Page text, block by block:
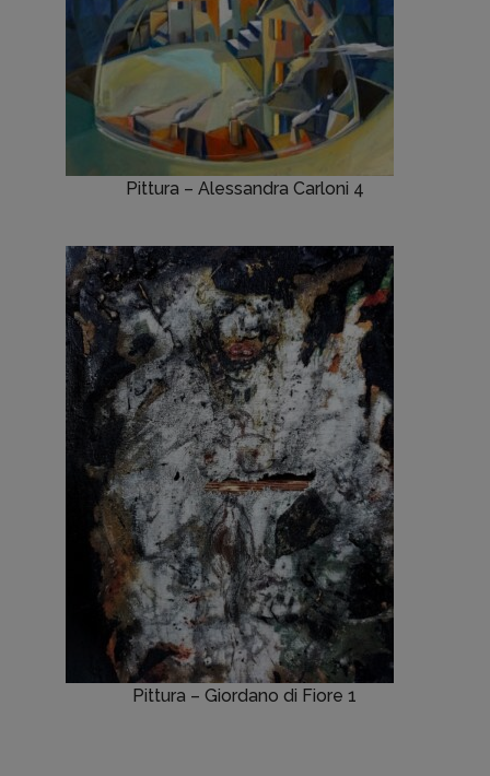
Pittura – Alessandra Carloni 4
Pittura – Giordano di Fiore 1